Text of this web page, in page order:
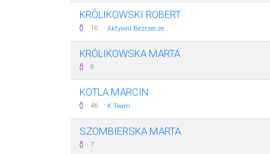
KRÓLIKOWSKI ROBERT
10 · Aktywni Bezrzecze
KRÓLIKOWSKA MARTA
9
KOTLA MARCIN
46 · K Team
SZOMBIERSKA MARTA
7